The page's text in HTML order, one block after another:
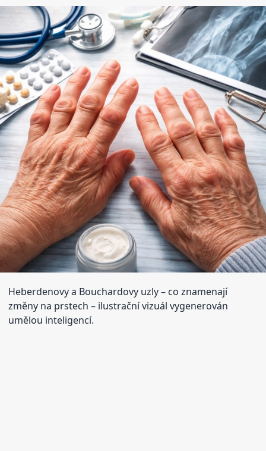
Heberdenovy a Bouchardovy uzly – co znamenají
změny na prstech – ilustrační vizuál vygenerován
umělou inteligencí.